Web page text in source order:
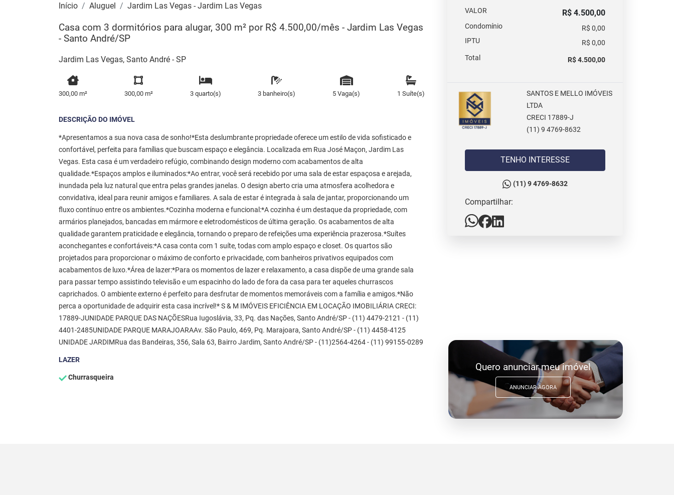
Início Aluguel Jardim Las Vegas - Jardim Las Vegas
Casa com 3 dormitórios para alugar, 300 m² por R$ 4.500,00/mês - Jardim Las Vegas
- Santo André/SP
Jardim Las Vegas, Santo André - SP
300,00 m² 300,00 m² 3 quarto(s) 3 banheiro(s) 5 Vaga(s) 1 Suíte(s)
DESCRIÇÃO DO IMÓVEL
*Apresentamos a sua nova casa de sonho!*Esta deslumbrante propriedade oferece um estilo de vida sofisticado e
confortável, perfeita para famílias que buscam espaço e elegância. Localizada em Rua José Maçon, Jardim Las
Vegas. Esta casa é um verdadeiro refúgio, combinando design moderno com acabamentos de alta
qualidade.*Espaços amplos e iluminados:*Ao entrar, você será recebido por uma sala de estar espaçosa e arejada,
inundada pela luz natural que entra pelas grandes janelas. O design aberto cria uma atmosfera acolhedora e
convidativa, ideal para reunir amigos e familiares. A sala de estar é integrada à sala de jantar, proporcionando um
fluxo contínuo entre os ambientes.*Cozinha moderna e funcional:*A cozinha é um destaque da propriedade, com
armários planejados, bancadas em mármore e eletrodomésticos de última geração. Os acabamentos de alta
qualidade garantem praticidade e elegância, tornando o preparo de refeições uma experiência prazerosa.*Suítes
aconchegantes e confortáveis:*A casa conta com 1 suíte, todas com amplo espaço e closet. Os quartos são
projetados para proporcionar o máximo de conforto e privacidade, com banheiros privativos equipados com
acabamentos de luxo.*Área de lazer:*Para os momentos de lazer e relaxamento, a casa dispõe de uma grande sala
para passar tempo assistindo televisão e um espacinho do lado de fora da casa para ter aqueles churrascos
caprichados. O ambiente externo é perfeito para desfrutar de momentos memoráveis com a família e amigos.*Não
perca a oportunidade de adquirir esta casa incrível!* S & M IMÓVEIS EFICIÊNCIA EM LOCAÇÃO IMOBILIÁRIA CRECI:
17889-JUNIDADE PARQUE DAS NAÇÕESRua Iugoslávia, 33, Pq. das Nações, Santo André/SP - (11) 4479-2121 - (11)
4401-2485UNIDADE PARQUE MARAJOARAAv. São Paulo, 469, Pq. Marajoara, Santo André/SP - (11) 4458-4125
UNIDADE JARDIMRua das Bandeiras, 356, Sala 63, Bairro Jardim, Santo André/SP - (11)2564-4264 - (11) 99155-0289
LAZER
Churrasqueira
VALOR R$ 4.500,00
Condomínio
R$ 0,00
IPTU
R$ 0,00
Total
R$ 4.500,00
SANTOS E MELLO IMÓVEIS
LTDA
CRECI 17889-J
(11) 9 4769-8632
TENHO INTERESSE
(11) 9 4769-8632
Compartilhar:
Quero anunciar meu imóvel
ANUNCIAR AGORA